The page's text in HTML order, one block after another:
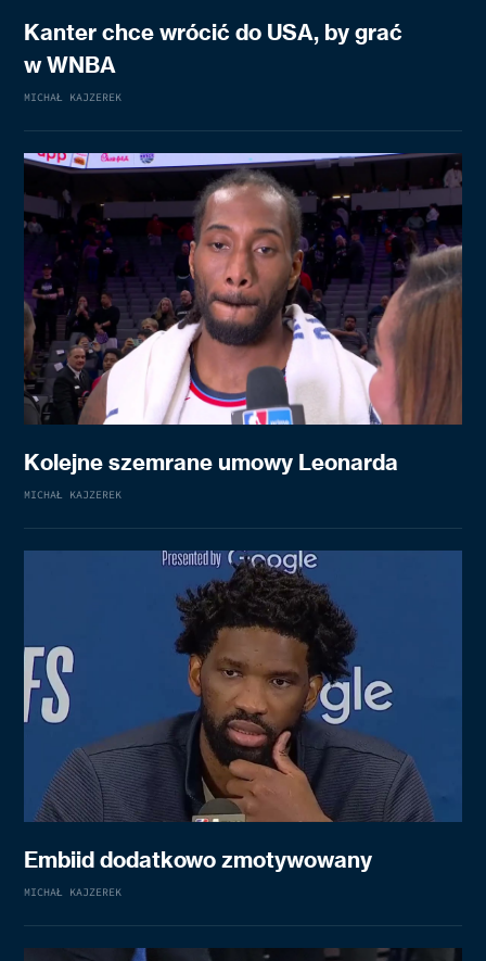
Kanter chce wrócić do USA, by grać
w WNBA
MICHAŁ KAJZEREK
Kolejne szemrane umowy Leonarda
MICHAŁ KAJZEREK
Embiid dodatkowo zmotywowany
MICHAŁ KAJZEREK